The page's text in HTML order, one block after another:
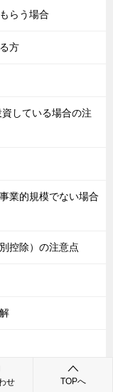
らう場合
方
している場合の注
業的規模でない場合
控除）の注意点
せ TOPへ